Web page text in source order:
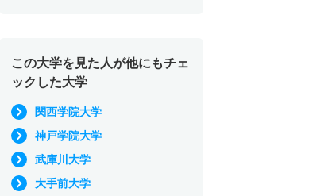
この大学を見た人が他にもチェ
ックした大学
関西学院大学
神戸学院大学
武庫川大学
大手前大学